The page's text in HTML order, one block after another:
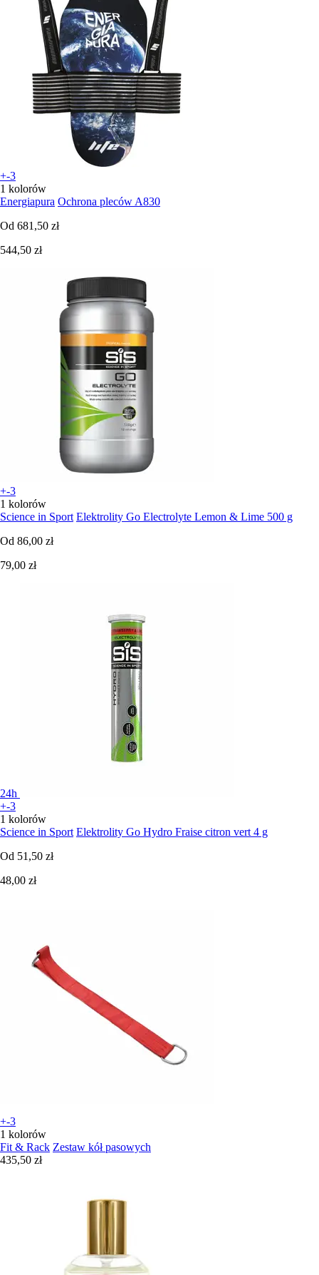
+-3
1 kolorów
Energiapura Ochrona pleców A830
Od 681,50 zł
544,50 zł
+-3
1 kolorów
Science in Sport Elektrolity Go Electrolyte Lemon & Lime 500 g
Od 86,00 zł
79,00 zł
24h
+-3
1 kolorów
Science in Sport Elektrolity Go Hydro Fraise citron vert 4 g
Od 51,50 zł
48,00 zł
+-3
1 kolorów
Fit & Rack Zestaw kół pasowych
435,50 zł